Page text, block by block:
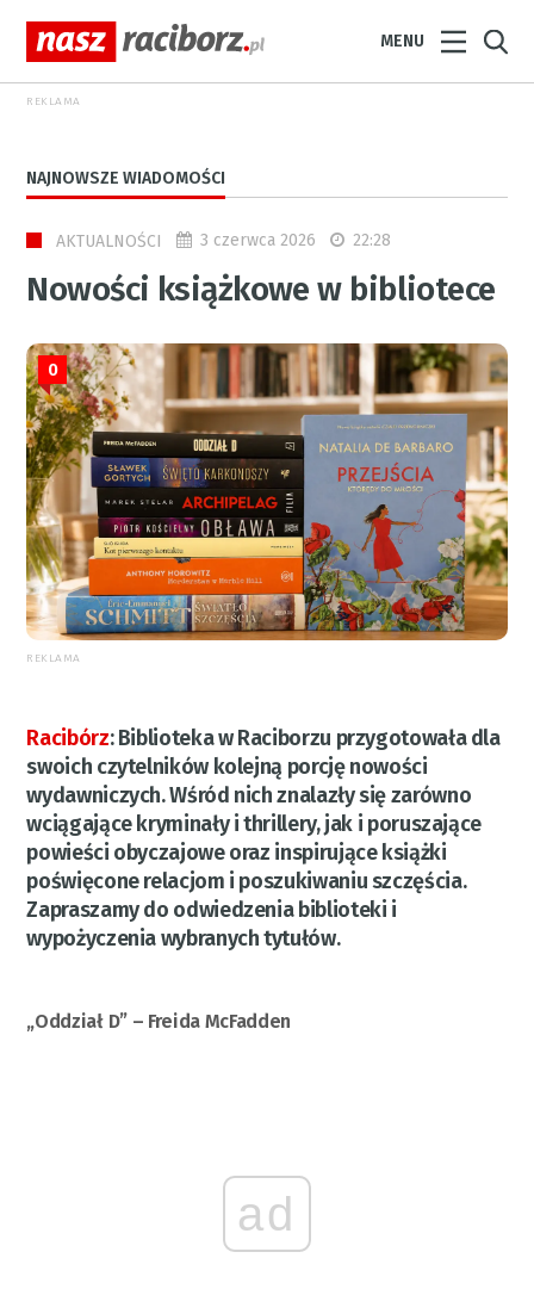
MENU
REKLAMA
NAJNOWSZE WIADOMOŚCI
AKTUALNOŚCI 3 czerwca 2026 22:28
Nowości książkowe w bibliotece
0
REKLAMA
Racibórz:Biblioteka w Raciborzu przygotowała dla
swoich czytelników kolejną porcję nowości
wydawniczych. Wśród nich znalazły się zarówno
wciągające kryminały i thrillery, jak i poruszające
powieści obyczajowe oraz inspirujące książki
poświęcone relacjom i poszukiwaniu szczęścia.
Zapraszamy do odwiedzenia biblioteki i
wypożyczenia wybranych tytułów.
„Oddział D” – Freida McFadden
ad